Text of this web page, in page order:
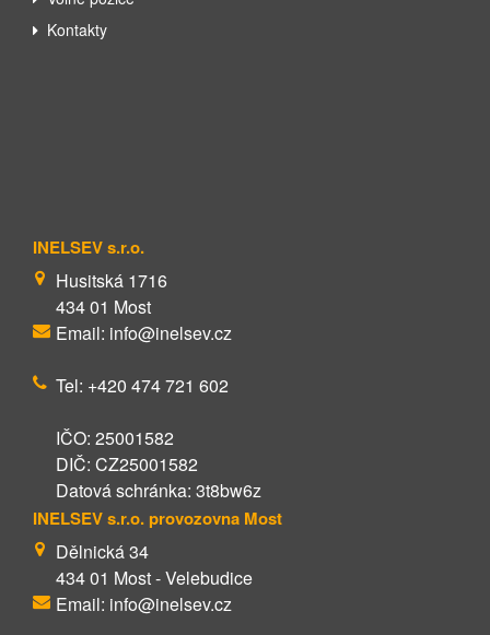
Kontakty
INELSEV s.r.o.
Husitská 1716
434 01 Most
Email: info@inelsev.cz
Tel: +420 474 721 602
IČO: 25001582
DIČ: CZ25001582
Datová schránka: 3t8bw6z
INELSEV s.r.o. provozovna Most
Dělnická 34
434 01 Most - Velebudice
Email: info@inelsev.cz